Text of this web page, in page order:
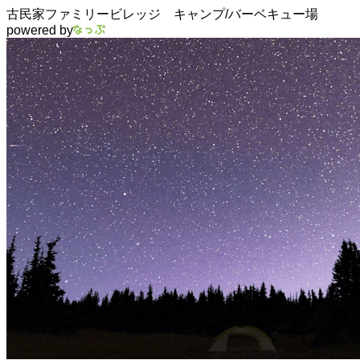
古民家ファミリービレッジ キャンプ/バーベキュー場
powered by